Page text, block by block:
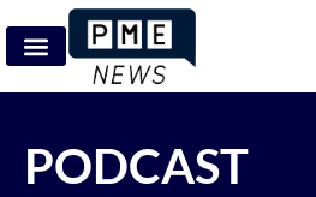
PODCAST